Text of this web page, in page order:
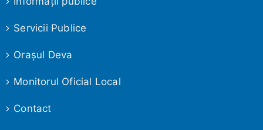
Servicii Publice
Oraşul Deva
Monitorul Oficial Local
Contact